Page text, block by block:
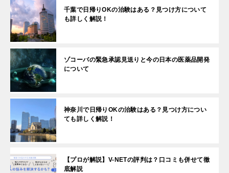
千葉で日帰りOKの治験はある？見つけ方について
も詳しく解説！
ゾコーバの緊急承認見送りと今の日本の医薬品開発
について
神奈川で日帰りOKの治験はある？見つけ方につい
ても詳しく解説！
【プロが解説】V-NETの評判は？口コミも併せて徹
底解説